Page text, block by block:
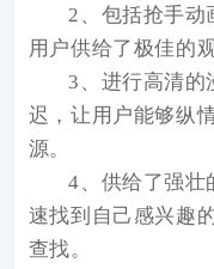
2、包括抢手动
用户供给了极佳的
3、进行高清的
迟，让用户能够纵
源。
4、供给了强壮
速找到自己感兴趣
查找。